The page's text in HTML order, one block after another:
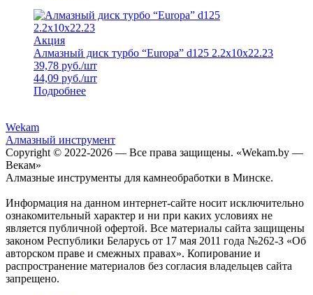
Акция
Алмазный диск турбо “Europa” d125 2.2x10x22.23
39,78 руб./шт
44,09 руб./шт
Подробнее
Wekam
Алмазный инструмент
Copyright © 2022-2026 — Все права защищены. «Wekam.by —
Векам»
Алмазные инструменты для камнеобработки в Минске.
Информация на данном интернет-сайте носит исключительно
ознакомительный характер и ни при каких условиях не
является публичной офертой. Все материалы сайта защищены
законом Республики Беларусь от 17 мая 2011 года №262-З «Об
авторском праве и смежных правах». Копирование и
распространение материалов без согласия владельцев сайта
запрещено.